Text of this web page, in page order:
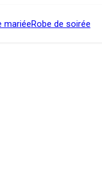
mariéeRobe de soirée